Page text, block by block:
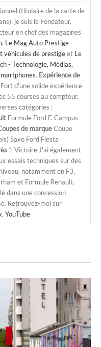
(titulaire de la carte de
je suis le Fondateur,
en chef des magazines
, Le Mag Auto Prestige -
véhicules de prestigeet Le
- Technologie, Médias,
. Expérience de
Fort d'une solide expérience
55 courses au compteur,
catégories :
Formule Ford F. Campus
de marqueCoupe
Saxo Ford Fiesta
1 Victoire J'ai également
essais techniques sur des
notamment en F3,
et Formule Renault.
dans une concession
Retrouvez-moi sur
, YouTube